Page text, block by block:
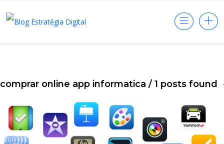
comprar online app informatica / 1 posts found